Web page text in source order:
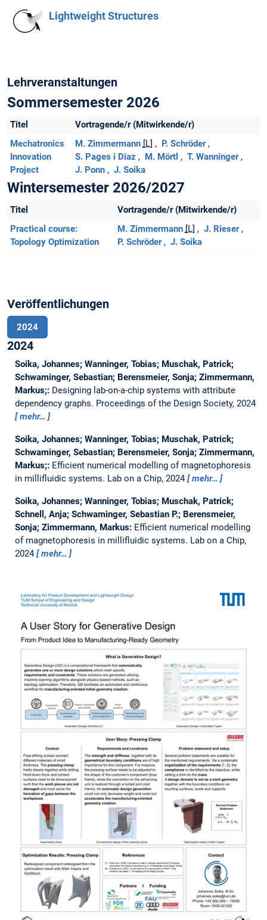
Lightweight Structures
Lehrveranstaltungen
Sommersemester 2026
Titel
Vortragende/r (Mitwirkende/r)
Mechatronics
Innovation
Project
M. Zimmermann [L]
P. Schröder
S. Pages i Diaz
M. Mörtl
T. Wanninger
J. Ponn
J. Soika
Wintersemester 2026/2027
Titel
Vortragende/r (Mitwirkende/r)
Practical course:
Topology Optimization
M. Zimmermann [L]
J. Rieser
P. Schröder
J. Soika
Veröffentlichungen
2024
2024
Soika, Johannes; Wanninger, Tobias; Muschak, Patrick;
Schwaminger, Sebastian; Berensmeier, Sonja; Zimmermann,
Markus;: Designing lab-on-a-chip systems with attribute
dependency graphs. Proceedings of the Design Society, 2024
mehr…
Soika, Johannes; Wanninger, Tobias; Muschak, Patrick;
Schwaminger, Sebastian; Berensmeier, Sonja; Zimmermann,
Markus;: Efficient numerical modelling of magnetophoresis
in millifluidic systems. Lab on a Chip, 2024 mehr…
Soika, Johannes; Wanninger, Tobias; Muschak, Patrick;
Schnell, Anja; Schwaminger, Sebastian P.; Berensmeier,
Sonja; Zimmermann, Markus: Efficient numerical modelling
of magnetophoresis in millifluidic systems. Lab on a Chip,
2024
mehr…